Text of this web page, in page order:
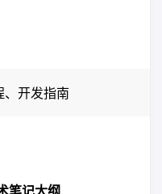
、开发指南
笔记大纲